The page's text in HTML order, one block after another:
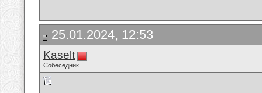
25.01.2024, 12:53
Kaselt
Собеседник